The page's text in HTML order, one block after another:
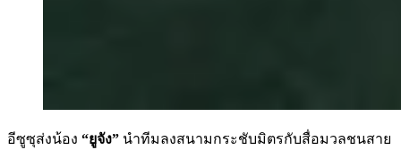
อีซูซุส่งน้อง “ยูจัง” นำทีมลงสนามกระชับมิตรกับสื่อมวลชนสาย